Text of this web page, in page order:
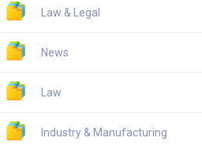
Law & Legal
News
Law
Industry & Manufacturing